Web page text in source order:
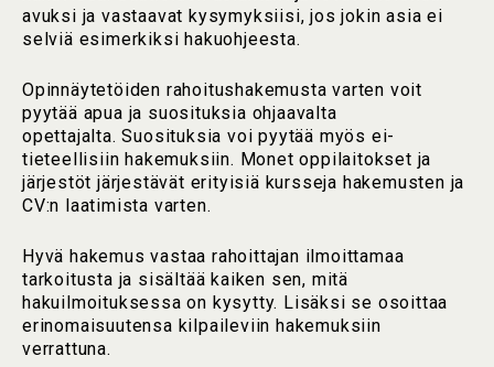
avuksi ja vastaavat kysymyksiisi, jos jokin asia ei
selviä esimerkiksi hakuohjeesta.
Opinnäytetöiden rahoitushakemusta varten voit
pyytää apua ja suosituksia ohjaavalta
opettajalta. Suosituksia voi pyytää myös ei-
tieteellisiin hakemuksiin. Monet oppilaitokset ja
järjestöt järjestävät erityisiä kursseja hakemusten ja
CV:n laatimista varten.
Hyvä hakemus vastaa rahoittajan ilmoittamaa
tarkoitusta ja sisältää kaiken sen, mitä
hakuilmoituksessa on kysytty. Lisäksi se osoittaa
erinomaisuutensa kilpaileviin hakemuksiin
verrattuna.